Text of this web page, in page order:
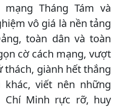
Tháng Tám và
vô giá là nền tảng
toàn dân và toàn
cờ cách mạng, vượt
giành hết thắng
viết nên những
Minh rực rỡ, huy